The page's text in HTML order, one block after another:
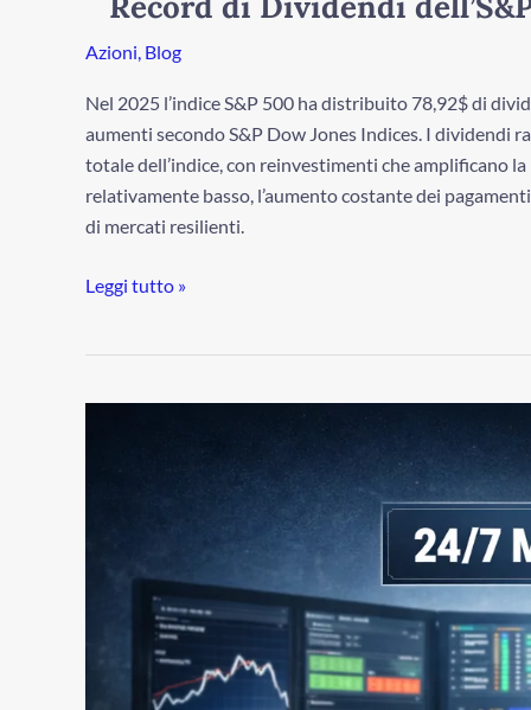
Azioni Blog
Nel 2025 l’indice S&P 500 ha distribuito 78,92$ di
aumenti secondo S&P Dow Jones Indices. I dividendi
totale dell’indice, con reinvestimenti che amplificano
relativamente basso, l’aumento costante dei
di mercati resilienti.
Leggi tutto »